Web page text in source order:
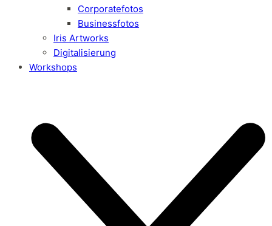
Corporatefotos
Businessfotos
Iris Artworks
Digitalisierung
Workshops